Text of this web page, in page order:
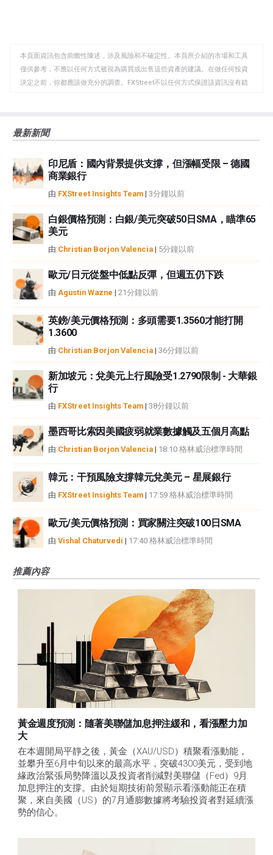
板
本頁面資訊包含前瞻性陳述，涉及風險和不確定性。本頁所介紹的市場和工具
僅供參考，不應以任何方式被視為購買或出售這些資產的建議。在做任何投資
決定之前，你都應該做充分的調查。FXStreet不以任何方式保證該資訊沒有錯
觀點，並不代表FXStreet或其廣告商的官方政策或立場。作者不對本頁連結的
如果文章正文中沒有明確提到，在撰寫本文時，作者在本文中提到的任何股票
中都沒有頭寸，也沒有與文中提到的任何公司有業務關係。除了FXStreet，作
者沒有收到撰寫這篇文章的報酬。
性不作任何陳述。FXStreet和作者將不承擔任何錯誤，遺漏或任何損失，傷害
或損害由此資訊及其顯示或使用引起的。錯誤和遺漏除外。本文作者和
FXStreet並非註冊投資顧問，本文內容無意提供任何投資建議。
最新新聞
印尼盾：國內背景提供支撐，但漲幅受限 – 德國
商業銀行
由 FXStreet Insights Team | 3分鐘以前
白銀價格預測：白銀/美元突破50日SMA，瞄準65
美元
由 Christian Borjon Valencia | 5分鐘以前
歐元/日元從盤中低點反彈，但週五仍下跌
由 Agustin Wazne | 21分鐘以前
英鎊/美元價格預測：多頭需要1.3560才能打開
1.3600
由 Christian Borjon Valencia | 36分鐘以前
新加坡元：兌美元上行風險受1.2790限制 - 大華銀
行
由 FXStreet Insights Team | 38分鐘以前
墨西哥比索因美國疲弱就業數據觸及五個月高點
由 Christian Borjon Valencia | 18:10 格林威治標準時間
韓元：干預風險支撐韓元兌美元 – 星展銀行
由 FXStreet Insights Team | 17:59 格林威治標準時間
歐元/美元價格預測：買家關注突破100日SMA
由 Vishal Chaturvedi | 17:40 格林威治標準時間
推薦內容
黃金週度預測：隨著美聯儲加息押注緩和，看漲壓力加
大
在本週開局平靜之後，黃金（XAU/USD）積聚看漲動能，
並攀升至6月中旬以來的最高水平，突破4300美元，受到地
緣政治緊張局勢降溫以及投資者削減對美聯儲（Fed）9月
加息押注的支撐。由於短期技術前景顯示看漲動能正在積
聚，來自美國（US）的7月通膨數據將考驗投資者對延續漲
勢的信心。